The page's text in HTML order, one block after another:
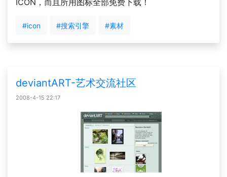
ICON，而且所用图标全部免费下载！
#icon #搜索引擎 #素材
deviantART-艺术交流社区
2008-4-15 22:17